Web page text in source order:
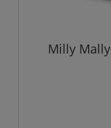
Milly Mally